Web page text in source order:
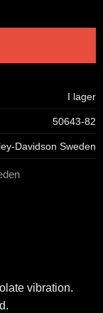
I lager
50643-82
Davidson Sweden
vibration.